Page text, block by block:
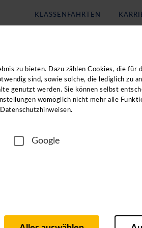
KLASSENFAHRTEN
unseren digitalen
einstündigen
zu bieten. Dazu zählen Cookies, die für
sind, sowie solche, die lediglich zu
genutzt werden. Sie können selbst
womöglich nicht mehr alle
Google